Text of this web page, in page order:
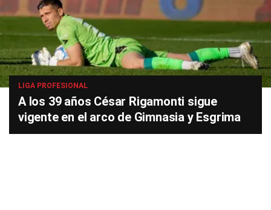
LIGA PROFESIONAL
A los 39 años César Rigamonti sigue
vigente en el arco de Gimnasia y Esgrima